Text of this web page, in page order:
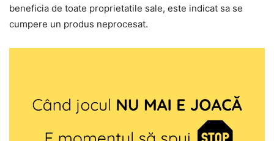
beneficia de toate proprietatile sale, este indicat sa se
cumpere un produs neprocesat.